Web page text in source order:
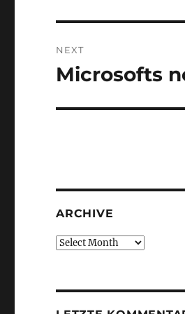
NEXT
Next
Microsofts
ARCHIVE
Archive